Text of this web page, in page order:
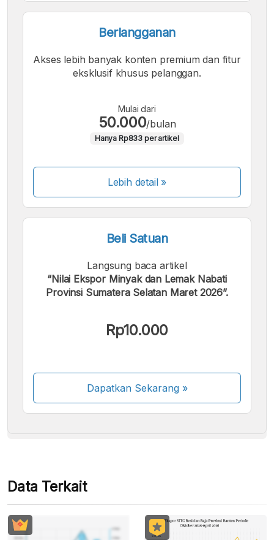
Berlangganan
Akses lebih banyak konten premium dan fitur
eksklusif khusus pelanggan.
Mulai dari
50.000/bulan
Hanya Rp833 per artikel
Lebih detail »
Beli Satuan
Langsung baca artikel
“Nilai Ekspor Minyak dan Lemak Nabati
Provinsi Sumatera Selatan Maret 2026”.
Rp10.000
Dapatkan Sekarang»
Beberapa metode pembayaran masih dalam
Data Terkait